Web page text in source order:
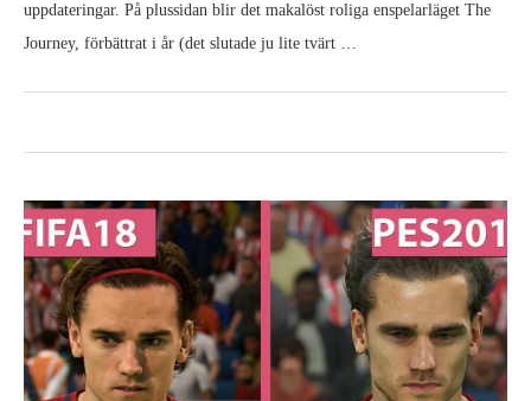
uppdateringar. På plussidan blir det makalöst roliga enspelarläget The
Journey, förbättrat i år (det slutade ju lite tvärt …